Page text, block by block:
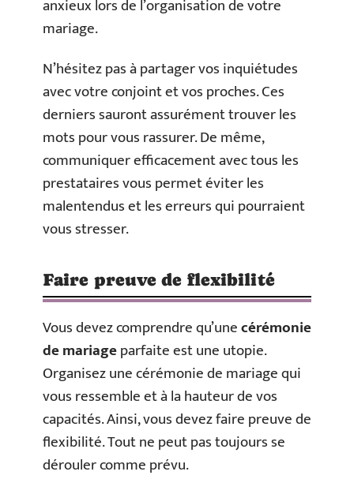
anxieux lors de l’organisation de votre
mariage.
N’hésitez pas à partager vos inquiétudes
avec votre conjoint et vos proches. Ces
derniers sauront assurément trouver les
mots pour vous rassurer. De même,
communiquer efficacement avec tous les
prestataires vous permet éviter les
malentendus et les erreurs qui pourraient
vous stresser.
Faire preuve de flexibilité
Vous devez comprendre qu’unecérémonie
de mariageparfaite est une utopie.
Organisez une cérémonie de mariage qui
vous ressemble et à la hauteur de vos
capacités. Ainsi, vous devez faire preuve de
flexibilité. Tout ne peut pas toujours se
dérouler comme prévu.